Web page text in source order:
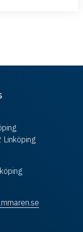
Linköping